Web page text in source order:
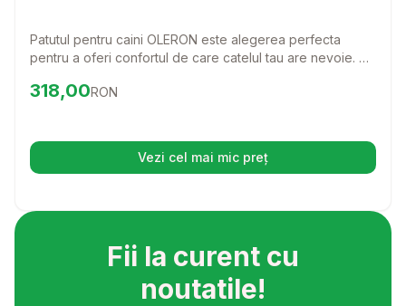
Patutul pentru caini OLERON este alegerea perfecta
pentru a oferi confortul de care catelul tau are nevoie. Cu
patut va deveni cu siguranta locul preferat de odihna al
Preț: 318.00 RON
318,00RON
Vezi cel mai mic preț(se deschide într-o filă nouă)
Fii la curent cu
noutatile!